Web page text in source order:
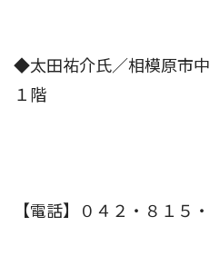
◆太田祐介氏／相模原市
１階
【電話】０４２・８１５